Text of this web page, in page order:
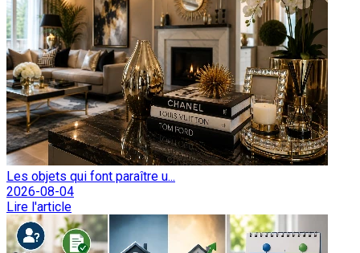
Les objets qui font paraître u...
2026-08-04
Lire l'article